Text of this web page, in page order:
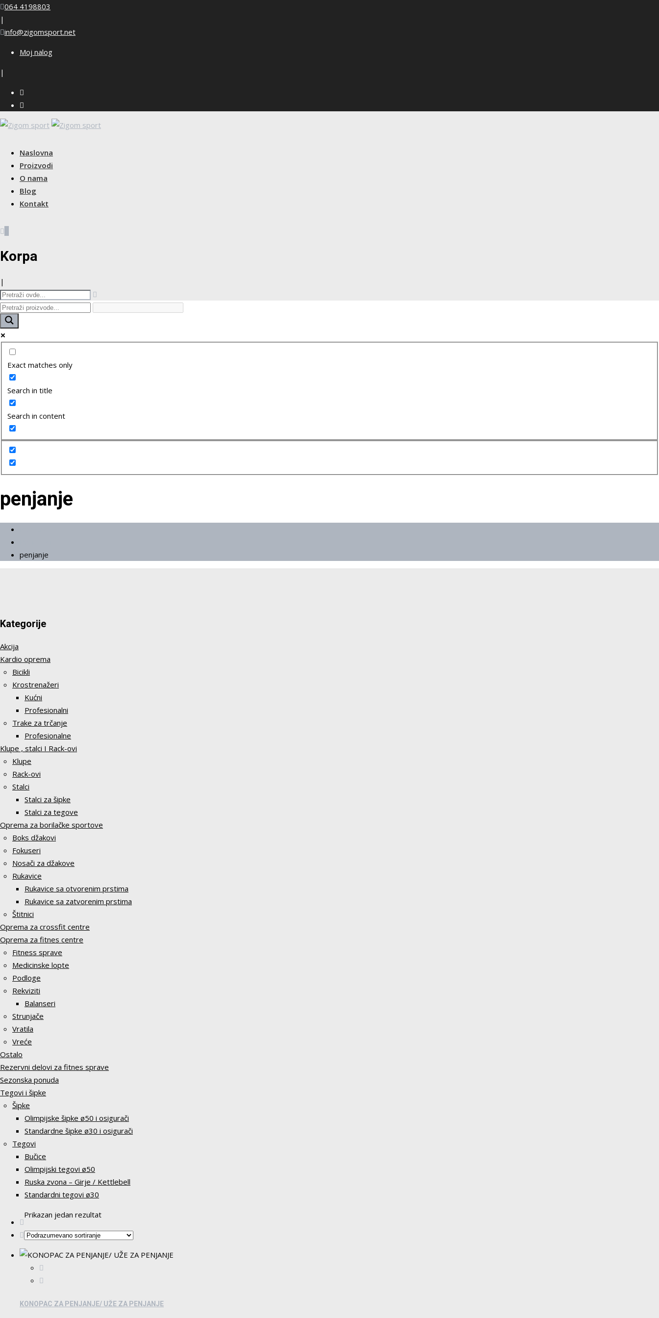
Skip
to
content
064 4198803
|
info@zigomsport.net
Moj nalog
|
Naslovna
Proizvodi
O nama
Blog
Kontakt
Korpa
|
Exact matches only
Search in title
Search in content
penjanje
penjanje
Kategorije
Akcija
Kardio oprema
Bicikli
Krostrenažeri
Kućni
Profesionalni
Trake za trčanje
Profesionalne
Klupe , stalci I Rack-ovi
Klupe
Rack-ovi
Stalci
Stalci za šipke
Stalci za tegove
Oprema za borilačke sportove
Boks džakovi
Fokuseri
Nosači za džakove
Rukavice
Rukavice sa otvorenim prstima
Rukavice sa zatvorenim prstima
Štitnici
Oprema za crossfit centre
Oprema za fitnes centre
Fitness sprave
Medicinske lopte
Podloge
Rekviziti
Balanseri
Strunjače
Vratila
Vreće
Ostalo
Rezervni delovi za fitnes sprave
Sezonska ponuda
Tegovi i šipke
Šipke
Olimpijske šipke ø50 i osigurači
Standardne šipke ø30 i osigurači
Tegovi
Bučice
Olimpijski tegovi ø50
Ruska zvona – Girje / Kettlebell
Standardni tegovi ø30
Prikazan jedan rezultat
KONOPAC ZA PENJANJE/ UŽE ZA PENJANJE